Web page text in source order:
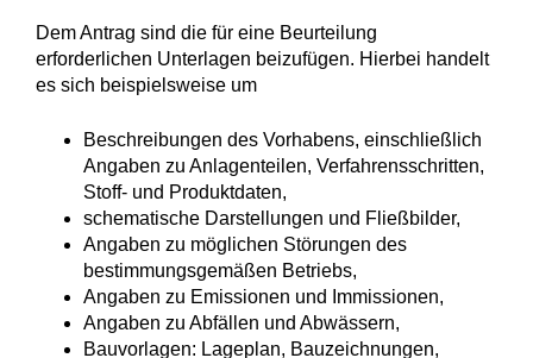
Dem Antrag sind die für eine Beurteilung
erforderlichen Unterlagen beizufügen. Hierbei handelt
es sich beispielsweise um
Beschreibungen des Vorhabens, einschließlich
Angaben zu Anlagenteilen, Verfahrensschritten,
Stoff- und Produktdaten,
schematische Darstellungen und Fließbilder,
Angaben zu möglichen Störungen des
bestimmungsgemäßen Betriebs,
Angaben zu Emissionen und Immissionen,
Angaben zu Abfällen und Abwässern,
Bauvorlagen: Lageplan, Bauzeichnungen,